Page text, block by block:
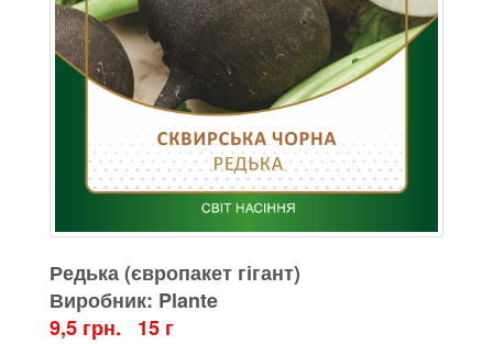
Редька (європакет гігант)
Виробник: Plante
9,5 грн. 15 г